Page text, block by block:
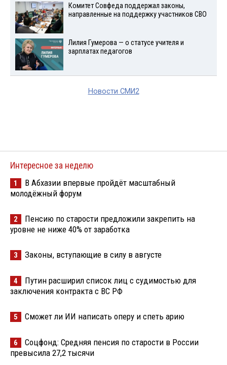
Комитет Совфеда поддержал законы,
направленные на поддержку участников СВО
Лилия Гумерова — о статусе учителя и
зарплатах педагогов
Новости СМИ2
Интересное за неделю
1
В Абхазии впервые пройдёт масштабный
молодёжный форум
2
Пенсию по старости предложили закрепить на
уровне не ниже 40% от заработка
3 Законы, вступающие в силу в августе
4
Путин расширил список лиц с судимостью для
заключения контракта с ВС РФ
5 Сможет ли ИИ написать оперу и спеть арию
6
Соцфонд: Средняя пенсия по старости в России
превысила 27,2 тысячи